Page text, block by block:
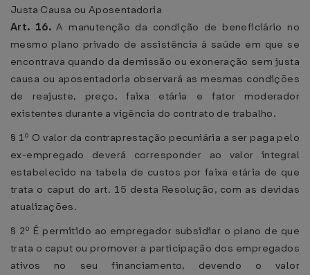
Justa Causa ou Aposentadoria
Art. 16.A manutenção da condição de beneficiário no
mesmo plano privado de assistência à saúde em que se
encontrava quando da demissão ou exoneração sem justa
causa ou aposentadoria observará as mesmas condições
de reajuste, preço, faixa etária e fator moderador
existentes durante a vigência do contrato de trabalho.
§ 1º O valor da contraprestação pecuniária a ser paga pelo
ex-empregado deverá corresponder ao valor integral
estabelecido na tabela de custos por faixa etária de que
trata o caput do art. 15 desta Resolução, com as devidas
atualizações.
§ 2º É permitido ao empregador subsidiar o plano de que
trata o caput ou promover a participação dos empregados
ativos no seu financiamento, devendo o valor